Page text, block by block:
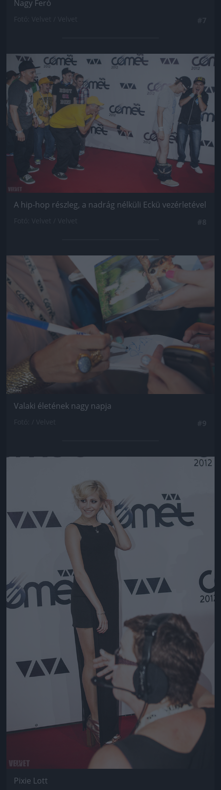
Nagy Feró
Jön még kép!
A hip-hop részleg, a nadrág nélküli Eckü vezérletével
Jön még kép!
Valaki életének nagy napja
Pixie Lott